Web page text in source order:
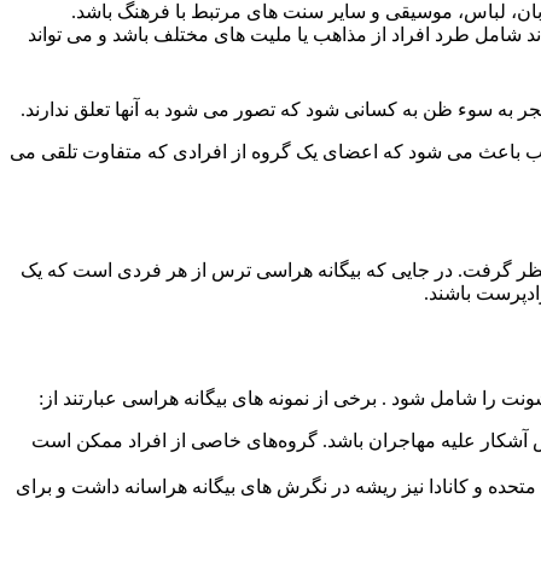
لباس، موسیقی و سایر سنت های مرتبط با فرهنگ باشد.
شامل طرد افراد از مذاهب یا ملیت های مختلف باشد و می تواند
به سوء ظن به کسانی شود که تصور می شود به آنها تعلق ندارند.
باعث می شود که اعضای یک گروه از افرادی که متفاوت تلقی می
نظر گرفت. در جایی که بیگانه هراسی ترس از هر فردی است که یک
باشند.
را شامل شود . برخی از نمونه های بیگانه هراسی عبارتند از:
آشکار علیه مهاجران باشد. گروه‌های خاصی از افراد ممکن است
و کانادا نیز ریشه در نگرش های بیگانه هراسانه داشت و برای